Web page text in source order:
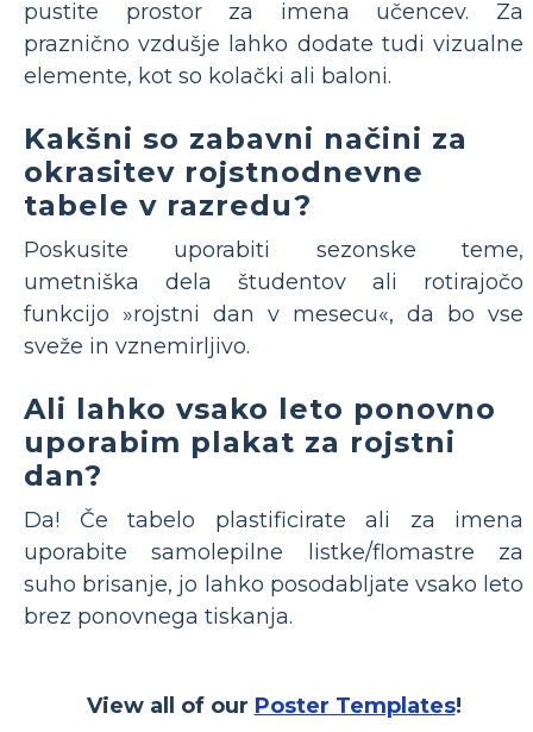
pustite prostor za imena učencev. Za
praznično vzdušje lahko dodate tudi vizualne
elemente, kot so kolački ali baloni.
Kakšni so zabavni načini za
okrasitev rojstnodnevne
tabele v razredu?
Poskusite uporabiti sezonske teme,
umetniška dela študentov ali rotirajočo
funkcijo »rojstni dan v mesecu«, da bo vse
sveže in vznemirljivo.
Ali lahko vsako leto ponovno
uporabim plakat za rojstni
dan?
Da! Če tabelo plastificirate ali za imena
uporabite samolepilne listke/flomastre za
suho brisanje, jo lahko posodabljate vsako leto
brez ponovnega tiskanja.
View all of our Poster Templates!